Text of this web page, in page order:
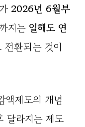
2026년 6월부
지는 일해도 연
전환되는 것이
액제도의 개념
달라지는 제도